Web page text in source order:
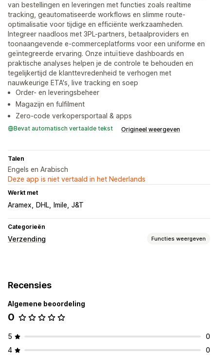
van bestellingen en leveringen met functies zoals realtime
tracking, geautomatiseerde workflows en slimme route-
optimalisatie voor tijdige en efficiënte werkzaamheden.
Integreer naadloos met 3PL-partners, betaalproviders en
toonaangevende e-commerceplatforms voor een uniforme en
geïntegreerde ervaring. Onze intuïtieve dashboards en
praktische analyses helpen je de controle te behouden en
tegelijkertijd de klanttevredenheid te verhogen met
nauwkeurige ETA's, live tracking en soep
Order- en leveringsbeheer
Magazijn en fulfilment
Zero-code verkopersportaal & apps
Bevat automatisch vertaalde tekst Origineel weergeven
Talen
Engels en Arabisch
Deze app is niet vertaald in het Nederlands
Werkt met
Aramex DHL Imile J&T
Categorieën
Verzending Functies weergeven
Barcodes scannen
Synchronisatie van bestellingen
Zendingen beheren
Recensies
Algemene beoordeling
0
5
0
4
0